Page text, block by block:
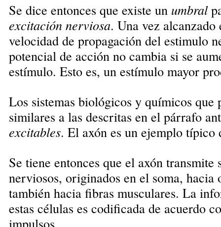
Se dice entonces que existe un umbral
excitación nerviosa. Una vez
velocidad de propagación del estimulo
potencial de acción no cambia si se
estímulo. Esto es, un estímulo mayor
Los sistemas biológicos y químicos que
similares a las descritas en el párrafo
excitables. El axón es un ejemplo típico
Se tiene entonces que el axón transmite
nerviosos, originados en el soma, hacia
también hacia fibras musculares. La
estas células es codificada de acuerdo
impulsos.